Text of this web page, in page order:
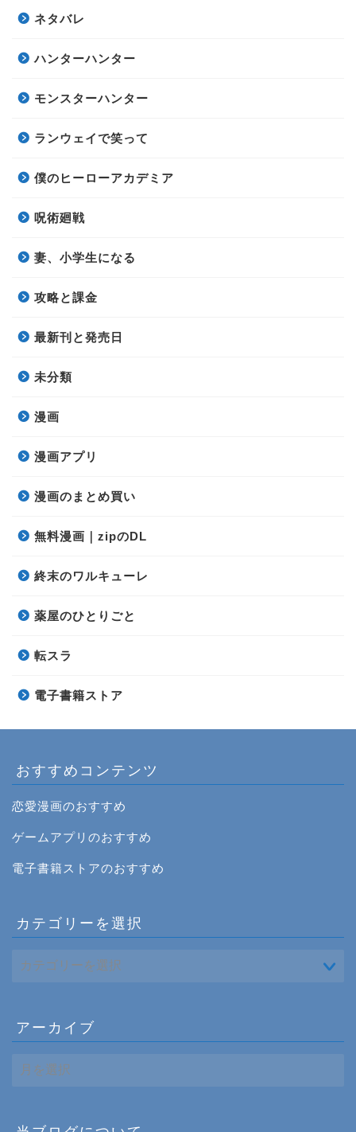
ネタバレ
ハンターハンター
モンスターハンター
ランウェイで笑って
僕のヒーローアカデミア
呪術廻戦
妻、小学生になる
攻略と課金
最新刊と発売日
未分類
漫画
漫画アプリ
漫画のまとめ買い
無料漫画｜zipのDL
終末のワルキューレ
薬屋のひとりごと
転スラ
電子書籍ストア
おすすめコンテンツ
恋愛漫画のおすすめ
ゲームアプリのおすすめ
電子書籍ストアのおすすめ
カテゴリーを選択
アーカイブ
ー
ブ